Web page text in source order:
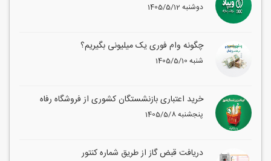
1405/5/12 دوشنبه
چگونه وام فوری یک میلیونی بگیریم؟
1405/5/10 شنبه
خرید اعتباری بازنشستگان کشوری از فروشگاه رفاه
1405/5/8 پنجشنبه
دریافت قبض گاز از طریق شماره کنتور